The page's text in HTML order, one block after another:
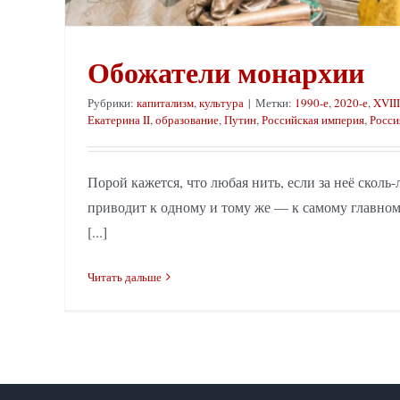
Обожатели монархии
Рубрики: капитализм, культура | Метки: 1990-е, 2020-е,
Екатерина II, образование, Путин, Российская империя,
Порой кажется, что любая нить, если за неё
приводит к одному и тому же — к самому
[...]
Читать дальше